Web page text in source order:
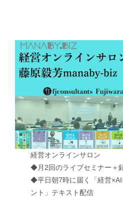
経営オンラインサロン
◆月2回のライブセミナー＋
◆平日朝7時に届く「経営
ント」テキスト配信